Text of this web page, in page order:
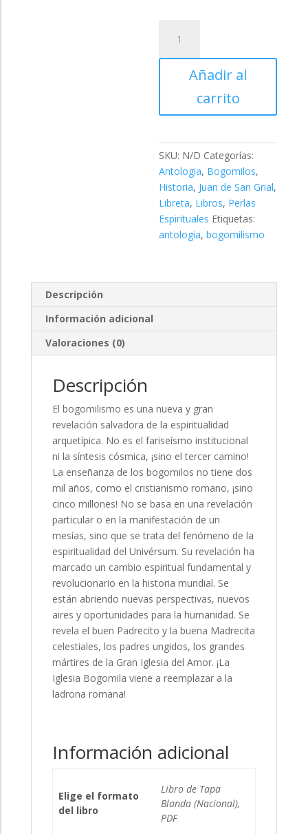
Revolucionaria
Espiritualidad
Añadir al
carrito
SKU: N/D Categorías:
Antologia, Bogomilos,
Historia, Juan de San Grial,
Libreta, Libros, Perlas
Espirituales Etiquetas:
antologia,bogomilismo
Descripción
Información adicional
Valoraciones (0)
Descripción
El bogomilismo es una nueva y gran
revelación salvadora de la espiritualidad
arquetípica. No es el fariseísmo institucional
ni la síntesis cósmica, ¡sino el tercer camino!
La enseñanza de los bogomilos no tiene dos
mil años, como el cristianismo romano, ¡sino
cinco millones! No se basa en una revelación
particular o en la manifestación de un
mesías, sino que se trata del fenómeno de la
espiritualidad del Univérsum. Su revelación ha
marcado un cambio espiritual fundamental y
revolucionario en la historia mundial. Se
están abriendo nuevas perspectivas, nuevos
aires y oportunidades para la humanidad. Se
revela el buen Padrecito y la buena Madrecita
celestiales, los padres ungidos, los grandes
mártires de la Gran Iglesia del Amor. ¡La
Iglesia Bogomila viene a reemplazar a la
ladrona romana!
Información adicional
Elige el formato
del libro
Libro de Tapa
Blanda (Nacional),
PDF